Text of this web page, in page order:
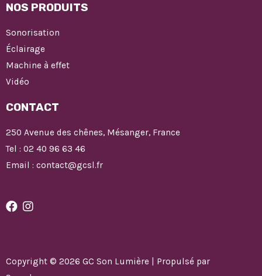
NOS PRODUITS
Sonorisation
Éclairage
Machine à effet
Vidéo
CONTACT
250 Avenue des chênes, Mésanger, France
Tel : 02 40 96 63 46
Email : contact@gcsl.fr
Copyright © 2026 GC Son Lumière | Propulsé par